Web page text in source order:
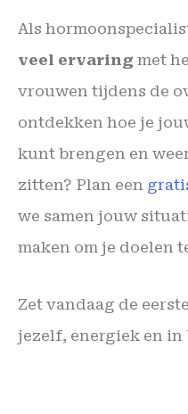
Als
veel ervaring met
vrouwen tijdens de
ontdekken hoe je
kunt brengen en
zitten? Plan een
we samen jouw
maken om je doelen
Zet vandaag de
jezelf, energiek en in